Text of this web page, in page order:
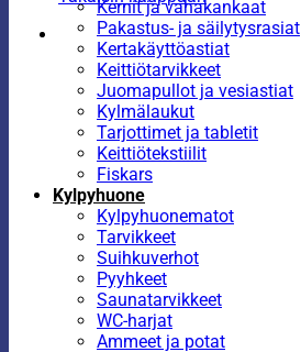
Kernit ja vahakankaat
Pakastus- ja säilytysrasiat
Kertakäyttöastiat
Keittiötarvikkeet
Juomapullot ja vesiastiat
Kylmälaukut
Tarjottimet ja tabletit
Keittiötekstiilit
Fiskars
Kylpyhuone
Kylpyhuonematot
Tarvikkeet
Suihkuverhot
Pyyhkeet
Saunatarvikkeet
WC-harjat
Ammeet ja potat